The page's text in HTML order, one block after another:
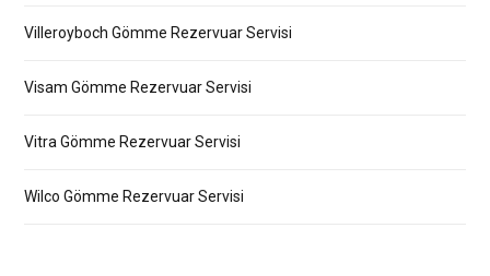
Villeroyboch Gömme Rezervuar Servisi
Visam Gömme Rezervuar Servisi
Vitra Gömme Rezervuar Servisi
Wilco Gömme Rezervuar Servisi